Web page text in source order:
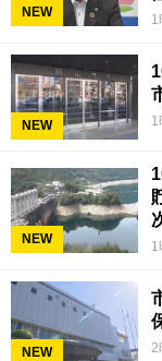
NEW 1
NEW 1
NEW 1
NEW 2